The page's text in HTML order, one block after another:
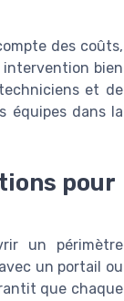
des coûts,
intervention bien
et de
équipes dans la
pour
un périmètre
un portail ou
que chaque